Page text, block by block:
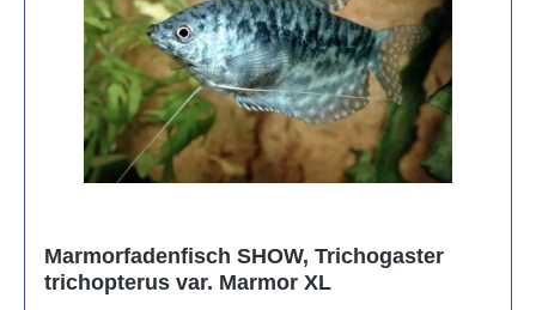
Marmorfadenfisch SHOW, Trichogaster
trichopterus var. Marmor XL